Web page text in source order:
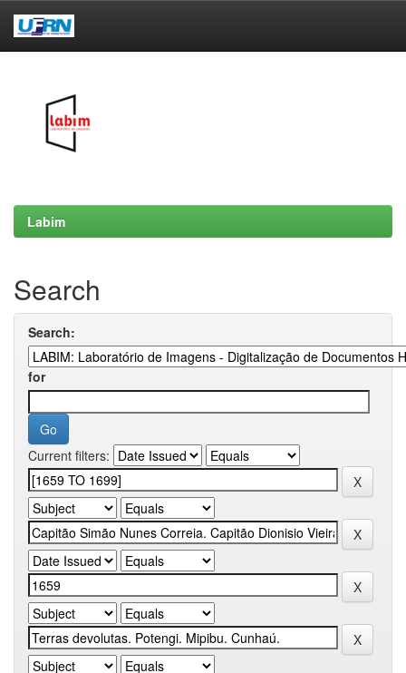
Labim
Search
Search:
for
Current filters: